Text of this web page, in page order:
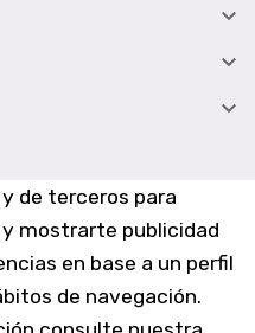
de terceros para
mostrarte publicidad
en base a un perfil
de navegación.


